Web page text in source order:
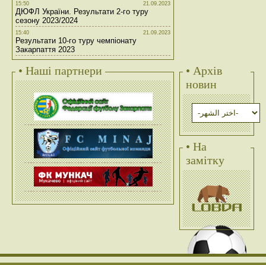
15:50 21.09.2023
ДЮФЛ України. Результати 2-го туру
сезону 2023/2024
15:40 21.09.2023
Результати 10-го туру чемпіонату
Закарпаття 2023
• Наші партнери
• Архів
новин
• На
замітку